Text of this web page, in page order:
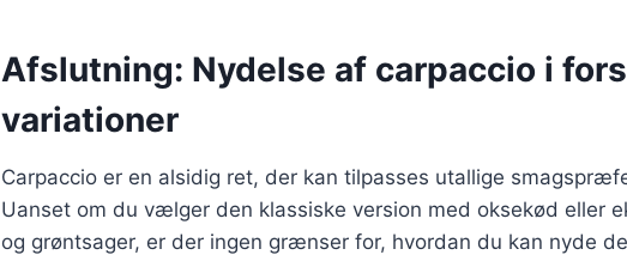
Afslutning: Nydelse af carpaccio i
variationer
Carpaccio er en alsidig ret, der kan tilpasses utallige
Uanset om du vælger den klassiske version med oksekød eller
og grøntsager, er der ingen grænser for, hvordan du kan nyde